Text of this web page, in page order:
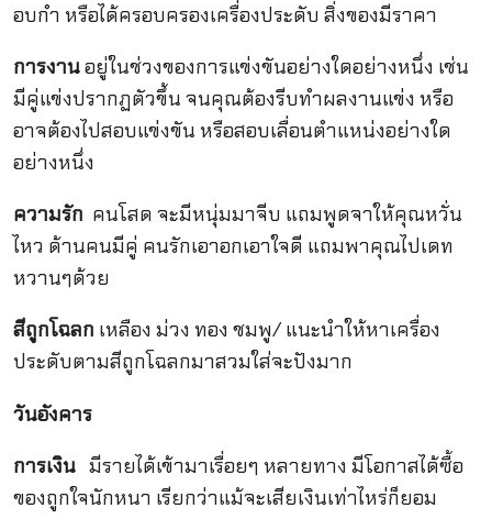
อบกำ หรือได้ครอบครองเครื่องประดับ สิ่งของมีราคา
การงานอยู่ในช่วงของการแข่งขันอย่างใดอย่างหนึ่ง เช่น
มีคู่แข่งปรากฏตัวขึ้น จนคุณต้องรีบทำผลงานแข่ง หรือ
อาจต้องไปสอบแข่งขัน หรือสอบเลื่อนตำแหน่งอย่างใด
อย่างหนึ่ง
ความรัก คนโสด จะมีหนุ่มมาจีบ แถมพูดจาให้คุณหวั่น
ไหว ด้านคนมีคู่ คนรักเอาอกเอาใจดี แถมพาคุณไปเดท
หวานๆด้วย
สีถูกโฉลก เหลือง ม่วง ทอง ชมพู/ แนะนำให้หาเครื่อง
ประดับตามสีถูกโฉลกมาสวมใส่จะปังมาก
วันอังคาร
การเงิน มีรายได้เข้ามาเรื่อยๆ หลายทาง มีโอกาสได้ซื้อ
ของถูกใจนักหนา เรียกว่าแม้จะเสียเงินเท่าไหร่ก็ยอม